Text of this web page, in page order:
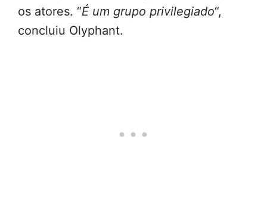
os atores. “É um grupo privilegiado“,
concluiu Olyphant.